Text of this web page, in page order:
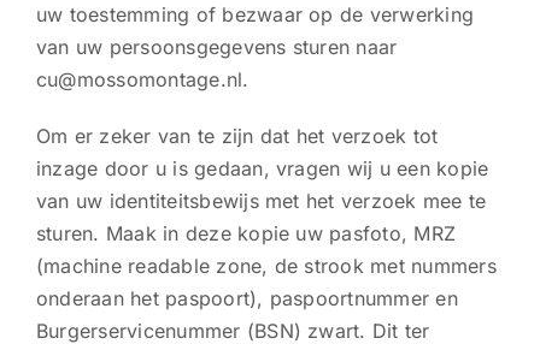
uw toestemming of bezwaar op de verwerking
van uw persoonsgegevens sturen naar
cu@mossomontage.nl.
Om er zeker van te zijn dat het verzoek tot
inzage door u is gedaan, vragen wij u een kopie
van uw identiteitsbewijs met het verzoek mee te
sturen. Maak in deze kopie uw pasfoto, MRZ
(machine readable zone, de strook met nummers
onderaan het paspoort), paspoortnummer en
Burgerservicenummer (BSN) zwart. Dit ter